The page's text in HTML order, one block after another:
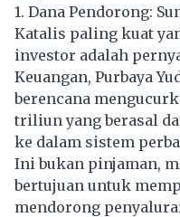
1. Dana Pendorong:
Katalis paling kuat
investor adalah
Keuangan, Purbaya
berencana
triliun yang berasal
ke dalam sistem
Ini bukan pinjaman,
bertujuan untuk
mendorong